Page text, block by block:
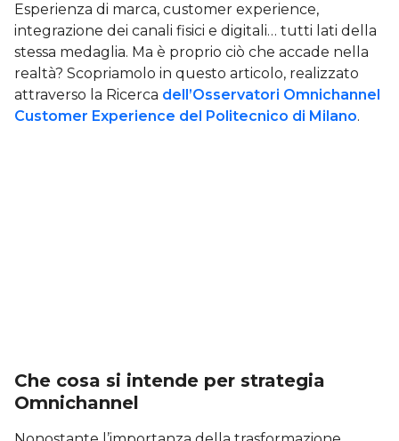
Esperienza di marca, customer experience,
integrazione dei canali fisici e digitali… tutti lati della
stessa medaglia. Ma è proprio ciò che accade nella
realtà? Scopriamolo in questo articolo, realizzato
attraverso la Ricerca dell’Osservatori Omnichannel
Customer Experience del Politecnico di Milano.
Che cosa si intende per strategia
Omnichannel